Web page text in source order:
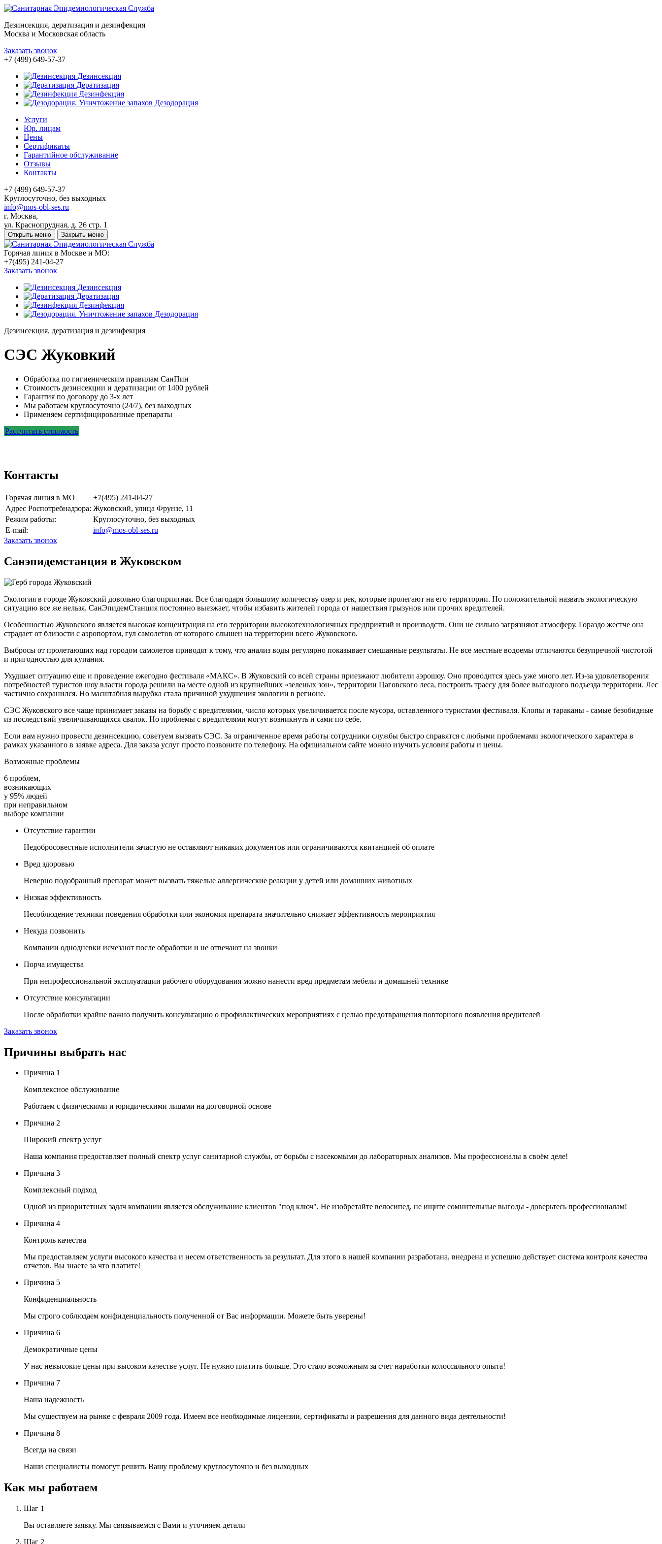
Дезинсекция, дератизация и дезинфекция
Москва и Московская область
Заказать звонок
+7 (499) 649-57-37
Дезинсекция
Дератизация
Дезинфекция
Дезодорация
Услуги
Юр. лицам
Цены
Сертификаты
Гарантийное обслуживание
Отзывы
Контакты
+7 (499) 649-57-37
Круглосуточно, без выходных
info@mos-obl-ses.ru
г. Москва,
ул. Краснопрудная, д. 26 стр. 1
Открыть меню Закрыть меню
Горячая линия в Москве и МО:
+7(495) 241-04-27
Заказать звонок
Дезинсекция
Дератизация
Дезинфекция
Дезодорация
Дезинсекция, дератизация и дезинфекция
СЭС Жуковкий
Обработка по гигиеническим правилам СанПин
Стоимость дезинсекции и дератизации от 1400 рублей
Гарантия по договору до 3-х лет
Мы работаем круглосуточно (24/7), без выходных
Применяем сертифицированные препараты
Рассчитать стоимость
Контакты
Горячая линия в МО
+7(495) 241-04-27
Адрес Роспотребнадзора: Жуковский, улица Фрунзе, 11
Режим работы:
Круглосуточно, без выходных
E-mail:
info@mos-obl-ses.ru
Заказать звонок
Санэпидемстанция в Жуковском
Экология в городе Жуковский довольно благоприятная. Все благодаря большому количеству озер и рек, которые пролегают на его территории. Но положительной назвать экологическую
ситуацию все же нельзя. СанЭпидемСтанция постоянно выезжает, чтобы избавить жителей города от нашествия грызунов или прочих вредителей.
Особенностью Жуковского является высокая концентрация на его территории высокотехнологичных предприятий и производств. Они не сильно загрязняют атмосферу. Гораздо жестче она
страдает от близости с аэропортом, гул самолетов от которого слышен на территории всего Жуковского.
Выбросы от пролетающих над городом самолетов приводят к тому, что анализ воды регулярно показывает смешанные результаты. Не все местные водоемы отличаются безупречной чистотой
и пригодностью для купания.
Ухудшает ситуацию еще и проведение ежегодно фестиваля «МАКС». В Жуковский со всей страны приезжают любители аэрошоу. Оно проводится здесь уже много лет. Из-за удовлетворения
потребностей туристов шоу власти города решили на месте одной из крупнейших «зеленых зон», территории Цаговского леса, построить трассу для более выгодного подъезда территории. Лес
частично сохранился. Но масштабная вырубка стала причиной ухудшения экологии в регионе.
СЭС Жуковского все чаще принимает заказы на борьбу с вредителями, число которых увеличивается после мусора, оставленного туристами фестиваля. Клопы и тараканы - самые безобидные
из последствий увеличивающихся свалок. Но проблемы с вредителями могут возникнуть и сами по себе.
Если вам нужно провести дезинсекцию, советуем вызвать СЭС. За ограниченное время работы сотрудники службы быстро справятся с любыми проблемами экологического характера в
рамках указанного в заявке адреса. Для заказа услуг просто позвоните по телефону. На официальном сайте можно изучить условия работы и цены.
Возможные проблемы
6 проблем,
возникающих
у 95% людей
при неправильном
выборе компании
Отсутствие гарантии
Недобросовестные исполнители зачастую не оставляют никаких документов или ограничиваются квитанцией об оплате
Вред здоровью
Неверно подобранный препарат может вызвать тяжелые аллергические реакции у детей или домашних животных
Низкая эффективность
Несоблюдение техники поведения обработки или экономия препарата значительно снижает эффективность мероприятия
Некуда позвонить
Компании однодневки исчезают после обработки и не отвечают на звонки
Порча имущества
При непрофессиональной эксплуатации рабочего оборудования можно нанести вред предметам мебели и домашней технике
Отсутствие консультации
После обработки крайне важно получить консультацию о профилактических мероприятиях с целью предотвращения повторного появления вредителей
Заказать звонок
Причины выбрать нас
Причина 1
Комплексное обслуживание
Работаем с физическими и юридическими лицами на договорной основе
Причина 2
Широкий спектр услуг
Наша компания предоставляет полный спектр услуг санитарной службы, от борьбы с насекомыми до лабораторных анализов. Мы профессионалы в своём деле!
Причина 3
Комплексный подход
Одной из приоритетных задач компании является обслуживание клиентов "под ключ". Не изобретайте велосипед, не ищите сомнительные выгоды - доверьтесь профессионалам!
Причина 4
Контроль качества
Мы предоставляем услуги высокого качества и несем ответственность за результат. Для этого в нашей компании разработана, внедрена и успешно действует система контроля качества
отчетов. Вы знаете за что платите!
Причина 5
Конфиденциальность
Мы строго соблюдаем конфиденциальность полученной от Вас информации. Можете быть уверены!
Причина 6
Демократичные цены
У нас невысокие цены при высоком качестве услуг. Не нужно платить больше. Это стало возможным за счет наработки колоссального опыта!
Причина 7
Наша надежность
Мы существуем на рынке с февраля 2009 года. Имеем все необходимые лицензии, сертификаты и разрешения для данного вида деятельности!
Причина 8
Всегда на связи
Наши специалисты помогут решить Вашу проблему круглосуточно и без выходных
Как мы работаем
Шаг 1
Вы оставляете заявку. Мы связываемся с Вами и уточняем детали
Шаг 2